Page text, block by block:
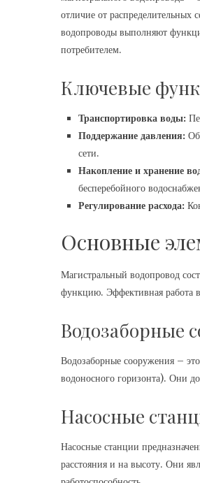
отличие от распределительных
водопроводы выполняют
потребителем.
Ключевые
Транспортировка воды:
Поддержание давления:
сети.
Накопление и хранение
бесперебойного
Регулирование расхода:
Основные
Магистральный водопровод
функцию. Эффективная работа
Водозаборные
Водозаборные сооружения –
водоносного горизонта). Они
Насосные
Насосные станции
расстояния и на высоту. Они